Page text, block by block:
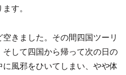
す。
きました。その間四国ツーリ
して四国から帰って次の日の
風邪をひいてしまい、やや体